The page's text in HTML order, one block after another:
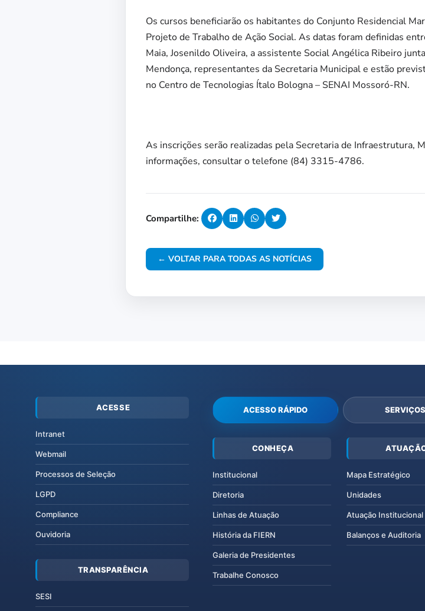
Os cursos beneficiarão os habitantes do Conjunto Residencial
Projeto de Trabalho de Ação Social. As datas foram definidas
Maia, Josenildo Oliveira, a assistente Social Angélica Ribeiro
Mendonça, representantes da Secretaria Municipal e estão
no Centro de Tecnologias Ítalo Bologna – SENAI Mossoró-RN.
As inscrições serão realizadas pela Secretaria de Infraestrutura,
informações, consultar o telefone (84) 3315-4786.
Compartilhe:
← VOLTAR PARA TODAS AS NOTÍCIAS
ACESSE
Intranet
Webmail
Processos de Seleção
LGPD
Compliance
Ouvidoria
TRANSPARÊNCIA
SESI
ACESSO RÁPIDO SERVIÇOS
CONHEÇA
Institucional
Diretoria
Linhas de Atuação
História da FIERN
Galeria de Presidentes
Trabalhe Conosco
Mapa Estratégico
Unidades
Atuação Institucional
Balanços e Auditoria